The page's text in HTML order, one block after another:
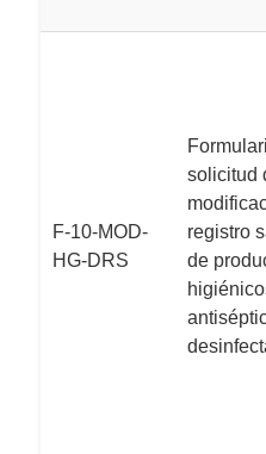
F-10-MOD-
HG-DRS
solicitud
registro
de